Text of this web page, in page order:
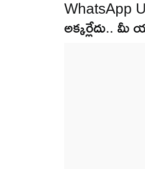
WhatsApp
అక్కర్లేదు.. మీ